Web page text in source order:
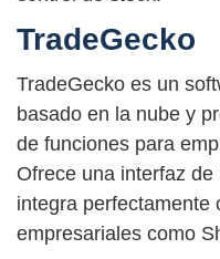
TradeGecko
TradeGecko es un
basado en la nube y
de funciones para
Ofrece una interfaz
integra perfectamente
empresariales como